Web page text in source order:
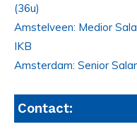
(36u)
Amstelveen: Medior
IKB
Amsterdam: Senior
Contact: